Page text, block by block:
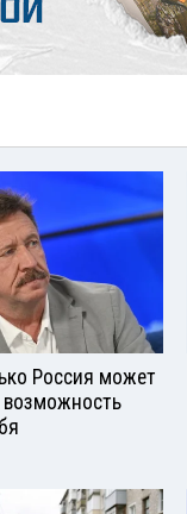
Россия может